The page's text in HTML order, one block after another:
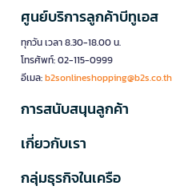
ศูนย์บริการลูกค้าบีทูเอส
ทุกวัน เวลา 8.30-18.00 น.
โทรศัพท์: 02-115-0999
อีเมล:b2sonlineshopping@b2s.co.th
การสนับสนุนลูกค้า
เกี่ยวกับเรา
กลุ่มธุรกิจในเครือ